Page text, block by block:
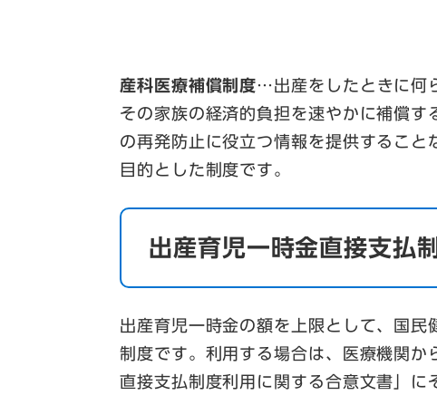
産科医療補償制度…出産をしたときに何
その家族の経済的負担を速やかに補償す
の再発防止に役立つ情報を提供するこ
目的とした制度です。
出産育児一時金直接支払
出産育児一時金の額を上限として、国民
制度です。利用する場合は、医療機関
直接支払制度利用に関する合意文書」に